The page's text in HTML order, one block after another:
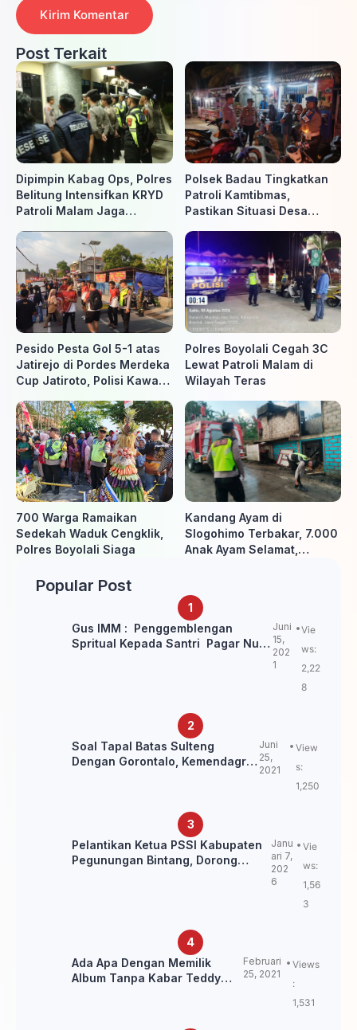
Post Terkait
Dipimpin Kabag Ops, Polres
Belitung Intensifkan KRYD
Patroli Malam Jaga
Polsek Badau Tingkatkan
Patroli Kamtibmas,
Pastikan Situasi Desa
Pesido Pesta Gol 5-1 atas
Jatirejo di Pordes Merdeka
Cup Jatiroto, Polisi Kawal
Polres Boyolali Cegah 3C
Lewat Patroli Malam di
Wilayah Teras
700 Warga Ramaikan
Sedekah Waduk Cengklik,
Polres Boyolali Siaga
Kandang Ayam di
Slogohimo Terbakar, 7.000
Anak Ayam Selamat,
Popular Post
Gus IMM : Penggemblengan
Spritual Kepada Santri Pagar Nusa
Juni
15,
202
1
Vie
ws:
2,22
8
Soal Tapal Batas Sulteng
Dengan Gorontalo, Kemendagri:
Juni
25,
2021
View
s:
1,250
Pelantikan Ketua PSSI Kabupaten
Pegunungan Bintang, Dorong
Janu
ari 7,
202
6
Vie
ws:
1,56
3
Ada Apa Dengan Memilik
Album Tanpa Kabar Teddy
Februari
25, 2021
Views
:
1,531